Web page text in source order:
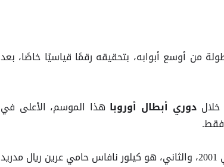
من أوسع أبوابه، بتحقيقه رقمًا قياسيًا خاصًا، بعد
دوري أبطال أوروبا هذا الموسم، الأعلى في
فقط.
الأول هو سانتياجو كانزيراس حارس، فالنسيا، في 2001، والثاني، هو كيلور نافاس حامي عرين ريال مدريد